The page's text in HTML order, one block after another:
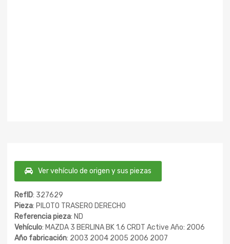
Ver vehículo de origen y sus piezas
RefID: 327629
Pieza: PILOTO TRASERO DERECHO
Referencia pieza: ND
Vehículo: MAZDA 3 BERLINA BK 1.6 CRDT Active Año: 2006
Año fabricación: 2003 2004 2005 2006 2007